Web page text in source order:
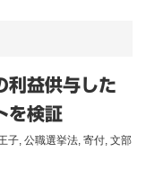
利益供与した
を検証
子, 公職選挙法, 寄付, 文部